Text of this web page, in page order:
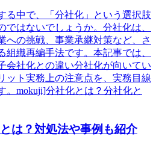
る中で、「分社化」という選択肢
ではないでしょうか。分社化は、
への挑戦、事業承継対策など、さ
組織再編手法です。本記事では、
会社化との違い分社化が向いてい
ット実務上の注意点を、実務目線
。mokuji]分社化とは？分社化と
は？対処法や事例も紹介